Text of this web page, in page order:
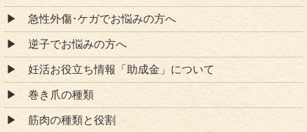
急性外傷･ケガでお悩みの方へ
逆子でお悩みの方へ
妊活お役立ち情報「助成金」について
巻き爪の種類
筋肉の種類と役割